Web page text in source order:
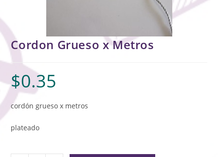
Cordon Grueso x Metros
$0.35
cordón grueso x metros
plateado